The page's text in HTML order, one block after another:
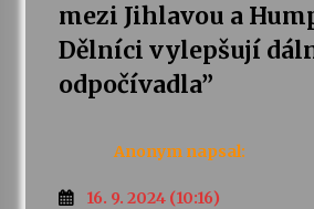
mezi Jihlavou a
Dělníci vylepšují
odpočívadla”
Anonym napsal:
16. 9. 2024 (10:16)